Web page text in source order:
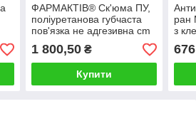
ФАРМАКТІВ® Ск'юма ПУ,
поліуретанова губчаста
пов'язка не адгезивна cm
40 x 70
1 800,50₴
Купити
ран
з
25
см)